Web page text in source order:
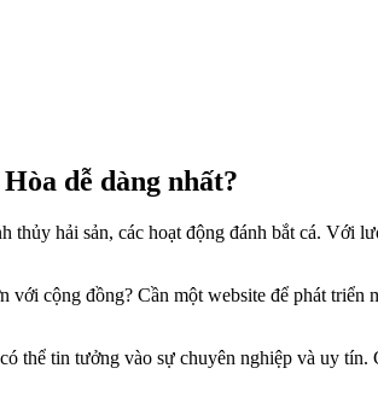
dễ dàng nhất?
thủy hải sản, các hoạt động đánh bắt cá. Với
với cộng đồng? Cần một website để phát
tin tưởng vào sự chuyên nghiệp và uy tín.